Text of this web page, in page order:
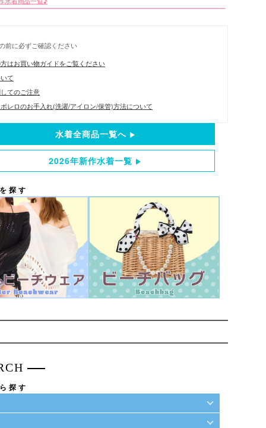
前に必ずご確認ください
はお買い物ガイドをご覧ください
て
てのご注意
ボレロのお手入れ(洗濯/アイロン/保管)方法について
水着全商品一覧へ
2026年新作水着一覧
探す
探す